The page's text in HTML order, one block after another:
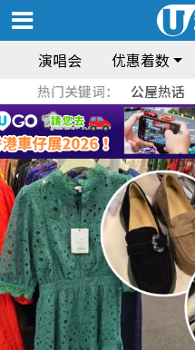
演唱会 优惠着数
热门关键词： 公屋热话